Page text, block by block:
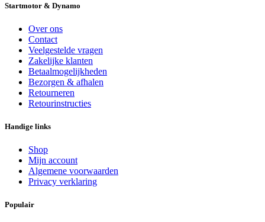
Startmotor & Dynamo
Over ons
Contact
Veelgestelde vragen
Zakelijke klanten
Betaalmogelijkheden
Bezorgen & afhalen
Retourneren
Retourinstructies
Handige links
Shop
Mijn account
Algemene voorwaarden
Privacy verklaring
Populair